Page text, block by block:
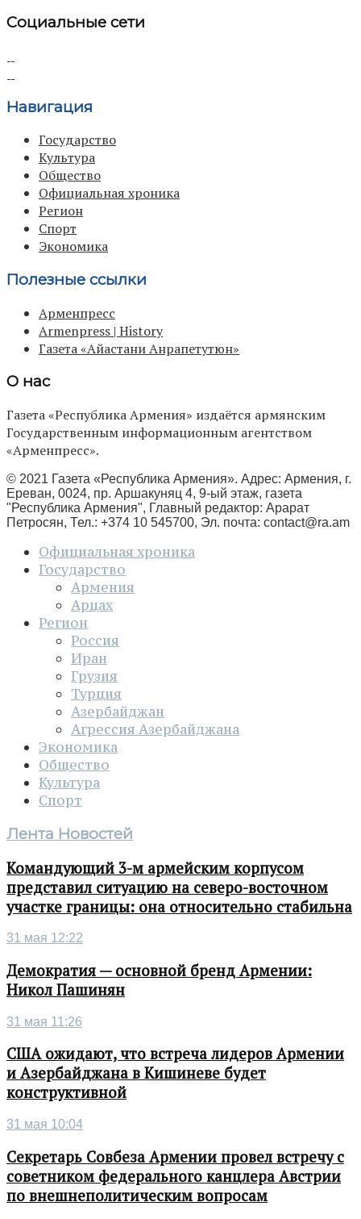
Социальные сети
Навигация
Государство
Культура
Общество
Официальная хроника
Регион
Спорт
Экономика
Полезные ссылки
Арменпресс
Armenpress | History
Газета «Айастани Анрапетутюн»
О нас
Газета «Республика Армения» издаётся армянским
Государственным информационным агентством
«Арменпресс».
© 2021 Газета «Республика Армения». Адрес: Армения, г.
Ереван, 0024, пр. Аршакуняц 4, 9-ый этаж, газета
"Республика Армения", Главный редактор: Арарат
Петросян, Тел.: +374 10 545700, Эл. почта: contact@ra.am
Официальная хроника
Государство
Армения
Арцах
Регион
Россия
Иран
Грузия
Турция
Азербайджан
Агрессия Азербайджана
Экономика
Общество
Культура
Спорт
Лента Новостей
Командующий 3-м армейским корпусом
представил ситуацию на северо-восточном
участке границы: она относительно стабильна
31 мая 12:22
Демократия — основной бренд Армении:
Никол Пашинян
31 мая 11:26
США ожидают, что встреча лидеров Армении
и Азербайджана в Кишиневе будет
конструктивной
31 мая 10:04
Секретарь Совбеза Армении провел встречу с
советником федерального канцлера Австрии
по внешнеполитическим вопросам